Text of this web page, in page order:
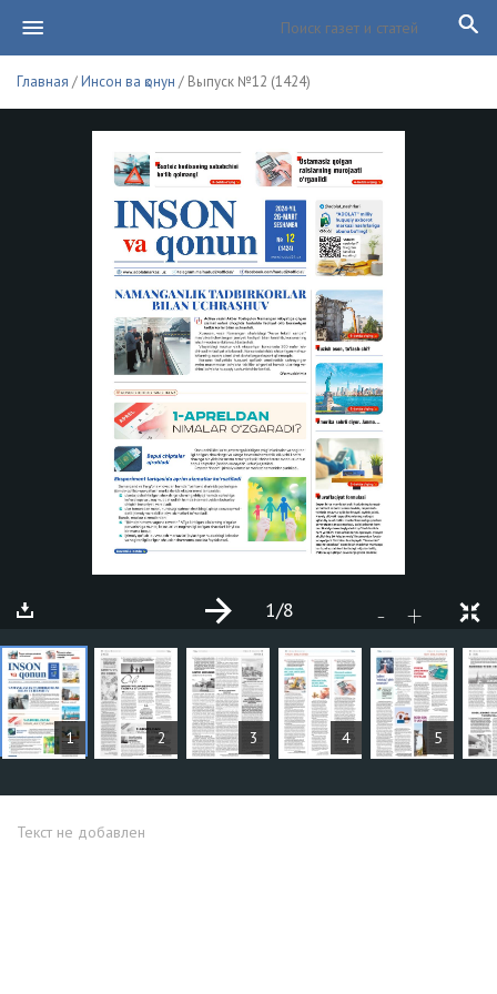
Главная /Инсон ва қонун / Выпуск №12 (1424)
1 2 3 4 5
- +
1/8
СТАТЬИ
Текст не добавлен